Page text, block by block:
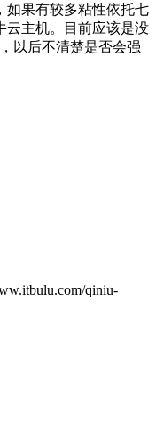
如果有较多粘性依托七
云主机。目前应该是没
以后不清楚是否会强
qiniu-